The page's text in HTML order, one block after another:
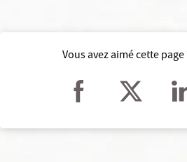
Vous avez aimé cette